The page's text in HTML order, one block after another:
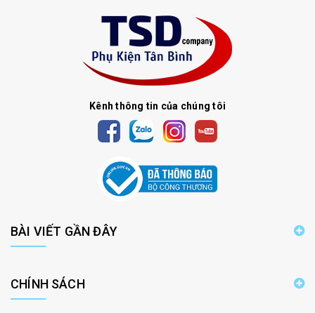
Kênh thông tin của chúng tôi
BÀI VIẾT GẦN ĐÂY
CHÍNH SÁCH